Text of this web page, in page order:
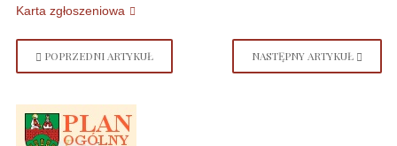
Karta zgłoszeniowa
POPRZEDNI ARTYKUŁ NASTĘPNY ARTYKUŁ